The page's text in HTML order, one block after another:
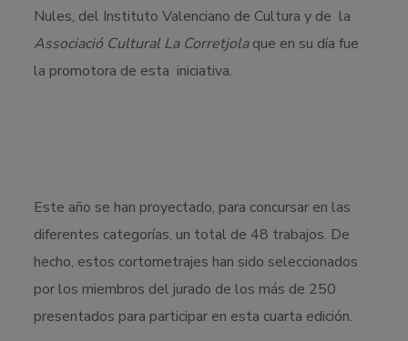
Nules, del Instituto Valenciano de Cultura y de la
Associació Cultural La Corretjolaque en su día fue
la promotora de esta iniciativa.
Este año se han proyectado, para concursar en las
diferentes categorías, un total de 48 trabajos. De
hecho, estos cortometrajes han sido seleccionados
por los miembros del jurado de los más de 250
presentados para participar en esta cuarta edición.